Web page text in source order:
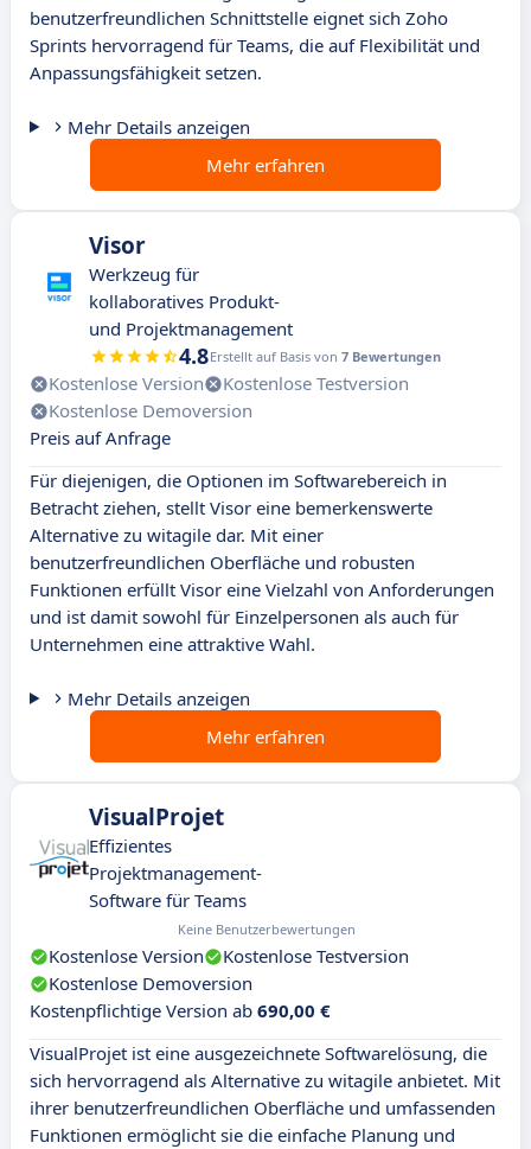
benutzerfreundlichen Schnittstelle eignet sich Zoho
Sprints hervorragend für Teams, die auf Flexibilität und
Anpassungsfähigkeit setzen.
Mehr Details anzeigen
Mehr erfahren
Visor
Werkzeug für
kollaboratives Produkt-
und Projektmanagement
4.8Erstellt auf Basis von 7 Bewertungen
Kostenlose Version
Kostenlose Testversion
Kostenlose Demoversion
Preis auf Anfrage
Für diejenigen, die Optionen im Softwarebereich in
Betracht ziehen, stellt Visor eine bemerkenswerte
Alternative zu witagile dar. Mit einer
benutzerfreundlichen Oberfläche und robusten
Funktionen erfüllt Visor eine Vielzahl von Anforderungen
und ist damit sowohl für Einzelpersonen als auch für
Unternehmen eine attraktive Wahl.
Mehr Details anzeigen
Mehr erfahren
VisualProjet
Effizientes
Projektmanagement-
Software für Teams
Keine Benutzerbewertungen
Kostenlose Version
Kostenlose Testversion
Kostenlose Demoversion
Kostenpflichtige Version ab 690,00 €
VisualProjet ist eine ausgezeichnete Softwarelösung, die
sich hervorragend als Alternative zu witagile anbietet. Mit
ihrer benutzerfreundlichen Oberfläche und umfassenden
Funktionen ermöglicht sie die einfache Planung und